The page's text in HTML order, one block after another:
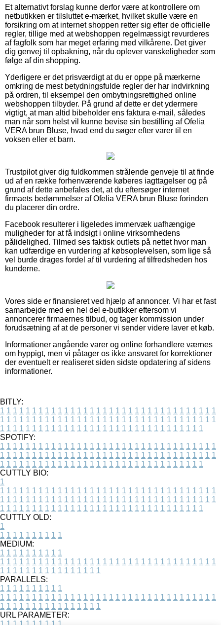
Et alternativt forslag kunne derfor være at kontrollere om
netbutikken er tilsluttet e-mærket, hvilket skulle være en
forsikring om at internet shoppen retter sig efter de officielle
regler, tillige med at webshoppen regelmæssigt revurderes
af fagfolk som har meget erfaring med vilkårene. Det giver
dig genvej til opbakning, når du oplever vanskeligheder som
følge af din shopping.
Yderligere er det prisværdigt at du er oppe på mærkerne
omkring de mest betydningsfulde regler der har indvirkning
på ordren, til eksempel den ombytningsrettighed online
webshoppen tilbyder. På grund af dette er det ydermere
vigtigt, at man altid bibeholder ens faktura e-mail, således
man når som helst vil kunne bevise sin bestilling af Ofelia
VERA brun Bluse, hvad end du søger efter varer til en
voksen eller et barn.
Trustpilot giver dig fuldkommen strålende genveje til at finde
ud af en række forhenværende køberes iagttagelser og på
grund af dette anbefales det, at du eftersøger internet
firmaets bedømmelser af Ofelia VERA brun Bluse forinden
du placerer din ordre.
Facebook resulterer i ligeledes immervæk uafhængige
muligheder for at få indsigt i online virksomhedens
pålidelighed. Tilmed ses faktisk outlets på nettet hvor man
kan udfærdige en vurdering af købsoplevelsen, som lige så
vel burde drages fordel af til vurdering af tilfredsheden hos
kunderne.
Vores side er finansieret ved hjælp af annoncer. Vi har et fast
samarbejde med en hel del e-butikker eftersom vi
annoncerer firmaernes tilbud, og tager kommission under
forudsætning af at de personer vi sender videre laver et køb.
Informationer angående varer og online forhandlere værnes
om hyppigt, men vi påtager os ikke ansvaret for korrektioner
der eventuelt er realiseret siden sidste opdatering af sidens
informationer.
BITLY:
1 1 1 1 1 1 1 1 1 1 1 1 1 1 1 1 1 1 1 1 1 1 1 1 1 1 1 1 1 1 1 1 1 1
1 1 1 1 1 1 1 1 1 1 1 1 1 1 1 1 1 1 1 1 1 1 1 1 1 1 1 1 1 1 1 1 1 1
1 1 1 1 1 1 1 1 1 1 1 1 1 1 1 1 1 1 1 1 1 1 1 1 1 1 1 1 1 1 1 1
SPOTIFY:
1 1 1 1 1 1 1 1 1 1 1 1 1 1 1 1 1 1 1 1 1 1 1 1 1 1 1 1 1 1 1 1 1 1
1 1 1 1 1 1 1 1 1 1 1 1 1 1 1 1 1 1 1 1 1 1 1 1 1 1 1 1 1 1 1 1 1 1
1 1 1 1 1 1 1 1 1 1 1 1 1 1 1 1 1 1 1 1 1 1 1 1 1 1 1 1 1 1 1 1
CUTTLY BIO:
1
1 1 1 1 1 1 1 1 1 1 1 1 1 1 1 1 1 1 1 1 1 1 1 1 1 1 1 1 1 1 1 1 1 1
1 1 1 1 1 1 1 1 1 1 1 1 1 1 1 1 1 1 1 1 1 1 1 1 1 1 1 1 1 1 1 1 1 1
1 1 1 1 1 1 1 1 1 1 1 1 1 1 1 1 1 1 1 1 1 1 1 1 1 1 1 1 1 1 1 1
CUTTLY OLD:
1
1 1 1 1 1 1 1 1 1 1
MEDIUM:
1 1 1 1 1 1 1 1 1 1
1 1 1 1 1 1 1 1 1 1 1 1 1 1 1 1 1 1 1 1 1 1 1 1 1 1 1 1 1 1 1 1 1 1
1 1 1 1 1 1 1 1 1 1 1 1 1 1 1 1
PARALLELS:
1 1 1 1 1 1 1 1 1 1
1 1 1 1 1 1 1 1 1 1 1 1 1 1 1 1 1 1 1 1 1 1 1 1 1 1 1 1 1 1 1 1 1 1
1 1 1 1 1 1 1 1 1 1 1 1 1 1 1 1
URL PARAMETER: